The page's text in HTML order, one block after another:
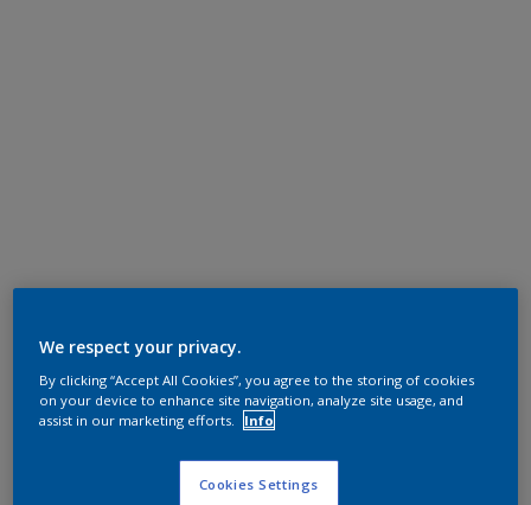
We respect your privacy.
By clicking “Accept All Cookies”, you agree to the storing of cookies
on your device to enhance site navigation, analyze site usage, and
assist in our marketing efforts.
Info
Cookies Settings